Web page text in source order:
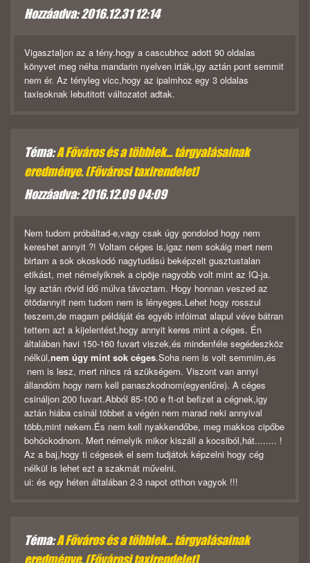
Hozzáadva: 2016.12.31 12:14
Vigasztaljon az a tény.hogy a cascubhoz adott 90 oldalas
könyvet meg néha mandarin nyelven irták,igy aztán pont semmit
nem ér. Az tényleg vicc,hogy az ipalmhoz egy 3 oldalas
taxisoknak lebutitott változatot adtak.
Téma:A Főváros és a többiek... tárgyalásainak
eredménye. (Fővárosi taxirendelet)
Hozzáadva: 2016.12.09 04:09
Nem tudom próbáltad-e,vagy csak úgy gondolod hogy nem
kereshet annyit ?! Voltam céges is,igaz nem sokáig mert nem
birtam a sok okoskodó nagytudású beképzelt gusztustalan
etikást, met némelyiknek a cipöje nagyobb volt mint az IQ-ja.
Igy aztán rövid idő múlva távoztam. Hogy honnan veszed az
ötödannyit nem tudom nem is lényeges.Lehet hogy rosszul
teszem,de magam példáját és egyéb infóimat alapul véve bátran
tettem azt a kijelentést,hogy annyit keres mint a céges. Én
általában havi 150-160 fuvart viszek,és mindenféle segédeszköz
nélkül,nem úgy mint sok céges.Soha nem is volt semmim,és
nem is lesz, mert nincs rá szükségem. Viszont van annyi
állandóm hogy nem kell panaszkodnom(egyenlőre). A céges
csináljon 200 fuvart.Abból 85-100 e ft-ot befizet a cégnek,igy
aztán hiába csinál többet a végén nem marad neki annyival
több,mint nekem.És nem kell nyakkendőbe, meg makkos cipőbe
bohóckodnom. Mert némelyik mikor kiszáll a kocsiból,hát........ !
Az a baj,hogy ti cégesek el sem tudjátok képzelni hogy cég
nélkül is lehet ezt a szakmát művelni.
ui: és egy héten általában 2-3 napot otthon vagyok !!!
Téma:A Főváros és a többiek... tárgyalásainak
eredménye. (Fővárosi taxirendelet)